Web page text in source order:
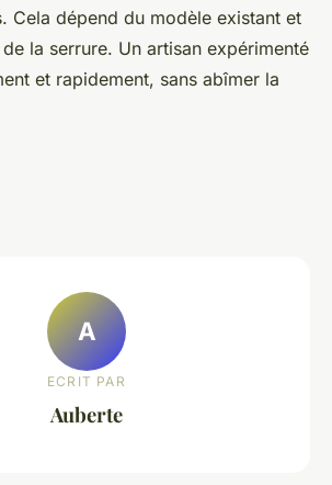
Cela dépend du modèle existant et
la serrure. Un artisan expérimenté
et rapidement, sans abîmer la
A
ECRIT PAR
Auberte